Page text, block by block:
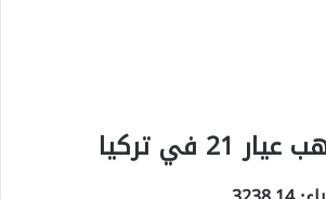
في تركيا